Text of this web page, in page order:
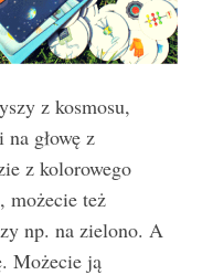
z kosmosu,
głowę z
z kolorowego
możecie też
np. na zielono. A
Możecie ją